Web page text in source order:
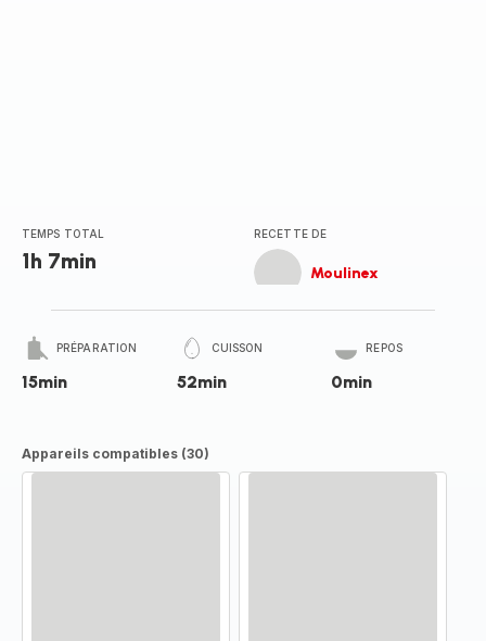
TEMPS TOTAL
1h 7min
RECETTE DE
Moulinex
PRÉPARATION
15min
CUISSON
52min
REPOS
0min
Appareils compatibles (30)